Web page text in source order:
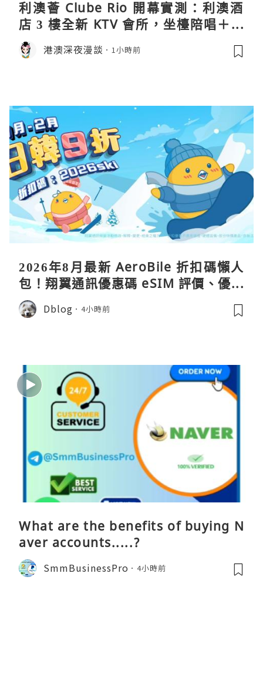
利澳薈 Clube Rio 開幕實測：利澳酒
店 3 樓全新 KTV 會所，坐檯陪唱＋水
療套票一次過睇
港澳深夜漫談 1小時前
2026年8月最新 AeroBile 折扣碼懶人
包！翔翼通訊優惠碼 eSIM 評價、優缺
點、蝴蝶wifi機教學完整整理
Dblog 4小時前
What are the benefits of buying N
aver accounts.....?
SmmBusinessPro 4小時前